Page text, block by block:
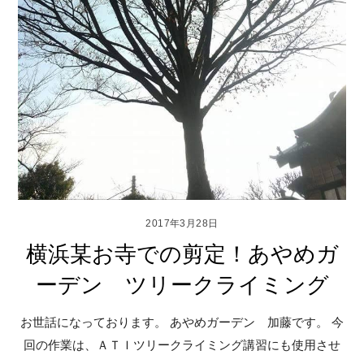
2017年3月28日
横浜某お寺での剪定！あやめガ
ーデン ツリークライミング
お世話になっております。 あやめガーデン 加藤です。 今
回の作業は、ＡＴＩツリークライミング講習にも使用させ